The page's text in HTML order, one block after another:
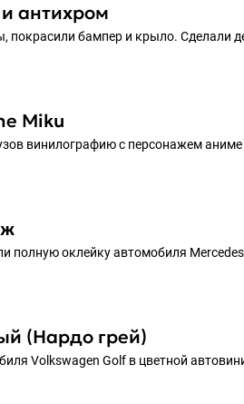
антихром
бампер и крыло. Сделали
Miku
винилографию с персонажем
полную оклейку автомобиля
(Нардо грей)
Volkswagen Golf в цветной